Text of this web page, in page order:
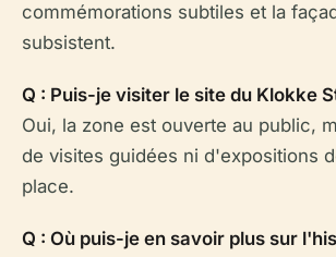
commémorations subtiles et la
subsistent.
Q : Puis-je visiter le site du Klokke
Oui, la zone est ouverte au public,
de visites guidées ni d'expositions
place.
Q : Où puis-je en savoir plus sur